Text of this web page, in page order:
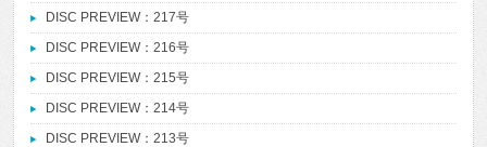
DISC PREVIEW：217号
DISC PREVIEW：216号
DISC PREVIEW：215号
DISC PREVIEW：214号
DISC PREVIEW：213号